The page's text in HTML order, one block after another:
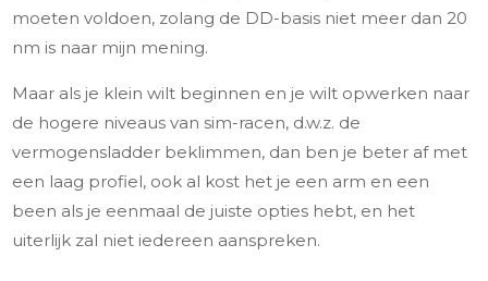
moeten voldoen, zolang de DD-basis niet meer dan 20
nm is naar mijn mening.
Maar als je klein wilt beginnen en je wilt opwerken naar
de hogere niveaus van sim-racen, d.w.z. de
vermogensladder beklimmen, dan ben je beter af met
een laag profiel, ook al kost het je een arm en een
been als je eenmaal de juiste opties hebt, en het
uiterlijk zal niet iedereen aanspreken.